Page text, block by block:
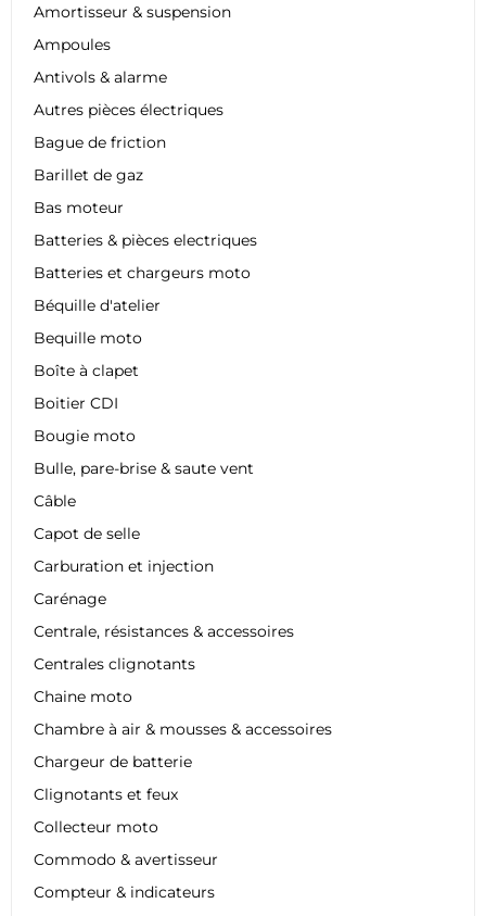
Amortisseur & suspension
Ampoules
Antivols & alarme
Autres pièces électriques
Bague de friction
Barillet de gaz
Bas moteur
Batteries & pièces electriques
Batteries et chargeurs moto
Béquille d'atelier
Bequille moto
Boîte à clapet
Boitier CDI
Bougie moto
Bulle, pare-brise & saute vent
Câble
Capot de selle
Carburation et injection
Carénage
Centrale, résistances & accessoires
Centrales clignotants
Chaine moto
Chambre à air & mousses & accessoires
Chargeur de batterie
Clignotants et feux
Collecteur moto
Commodo & avertisseur
Compteur & indicateurs